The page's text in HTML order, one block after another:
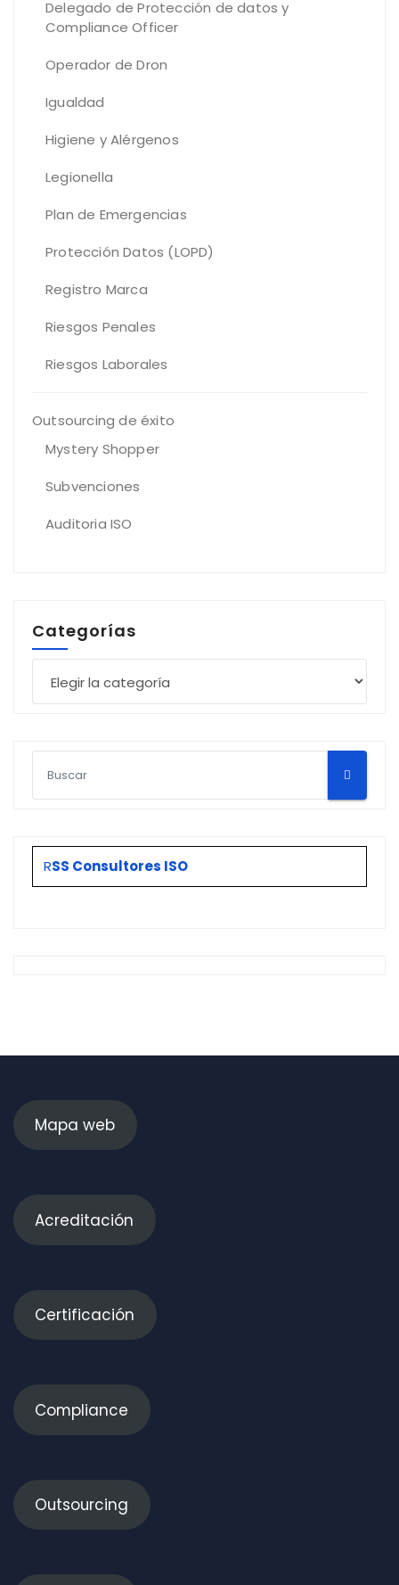
Delegado de Protección de datos y
Compliance Officer
Operador de Dron
Igualdad
Higiene y Alérgenos
Legionella
Plan de Emergencias
Protección Datos (LOPD)
Registro Marca
Riesgos Penales
Riesgos Laborales
Outsourcing de éxito
Mystery Shopper
Subvenciones
Auditoria ISO
Categorías
RSS Consultores ISO
Mapa web
Acreditación
Certificación
Compliance
Outsourcing